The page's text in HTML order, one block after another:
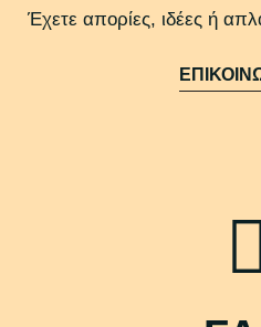
Έχετε απορίες, ιδέες ή